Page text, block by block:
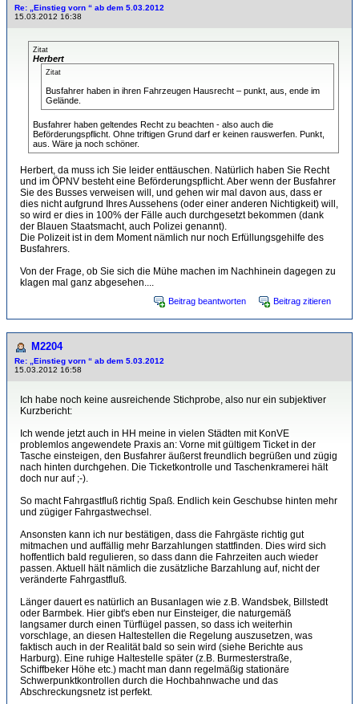
Re: „Einstieg vorn “ ab dem 5.03.2012
15.03.2012 16:38
Zitat
Herbert
Zitat
Busfahrer haben in ihren Fahrzeugen Hausrecht – punkt, aus, ende im
Gelände.
Busfahrer haben geltendes Recht zu beachten - also auch die
Beförderungspflicht. Ohne triftigen Grund darf er keinen rauswerfen. Punkt,
aus. Wäre ja noch schöner.
Herbert, da muss ich Sie leider enttäuschen. Natürlich haben Sie Recht
und im ÖPNV besteht eine Beförderungspflicht. Aber wenn der Busfahrer
Sie des Busses verweisen will, und gehen wir mal davon aus, dass er
dies nicht aufgrund Ihres Aussehens (oder einer anderen Nichtigkeit) will,
so wird er dies in 100% der Fälle auch durchgesetzt bekommen (dank
der Blauen Staatsmacht, auch Polizei genannt).
Die Polizeit ist in dem Moment nämlich nur noch Erfüllungsgehilfe des
Busfahrers.
Von der Frage, ob Sie sich die Mühe machen im Nachhinein dagegen zu
klagen mal ganz abgesehen....
Beitrag beantworten Beitrag zitieren
M2204
Re: „Einstieg vorn “ ab dem 5.03.2012
15.03.2012 16:58
Ich habe noch keine ausreichende Stichprobe, also nur ein subjektiver
Kurzbericht:
Ich wende jetzt auch in HH meine in vielen Städten mit KonVE
problemlos angewendete Praxis an: Vorne mit gültigem Ticket in der
Tasche einsteigen, den Busfahrer äußerst freundlich begrüßen und zügig
nach hinten durchgehen. Die Ticketkontrolle und Taschenkramerei hält
doch nur auf ;-).
So macht Fahrgastfluß richtig Spaß. Endlich kein Geschubse hinten mehr
und zügiger Fahrgastwechsel.
Ansonsten kann ich nur bestätigen, dass die Fahrgäste richtig gut
mitmachen und auffällig mehr Barzahlungen stattfinden. Dies wird sich
hoffentlich bald regulieren, so dass dann die Fahrzeiten auch wieder
passen. Aktuell hält nämlich die zusätzliche Barzahlung auf, nicht der
veränderte Fahrgastfluß.
Länger dauert es natürlich an Busanlagen wie z.B. Wandsbek, Billstedt
oder Barmbek. Hier gibt's eben nur Einsteiger, die naturgemäß
langsamer durch einen Türflügel passen, so dass ich weiterhin
vorschlage, an diesen Haltestellen die Regelung auszusetzen, was
faktisch auch in der Realität bald so sein wird (siehe Berichte aus
Harburg). Eine ruhige Haltestelle später (z.B. Burmesterstraße,
Schiffbeker Höhe etc.) macht man dann regelmäßig stationäre
Schwerpunktkontrollen durch die Hochbahnwache und das
Abschreckungsnetz ist perfekt.